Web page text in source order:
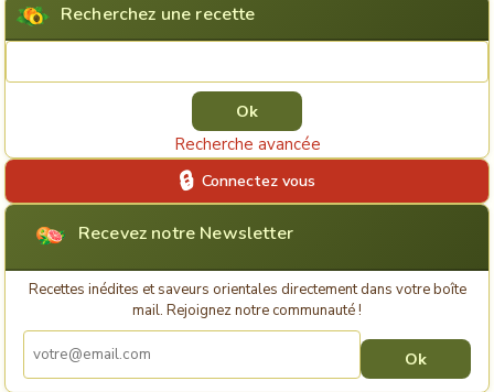
Recherchez une recette
Recherche avancée
Connectez vous
Recevez notre Newsletter
Recettes inédites et saveurs orientales directement dans votre boîte
mail. Rejoignez notre communauté !